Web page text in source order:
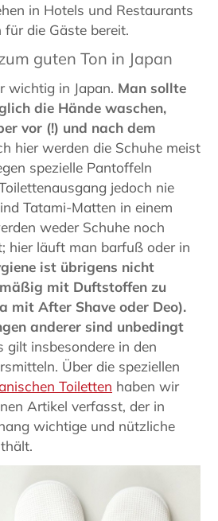
in Hotels und Restaurants
die Gäste bereit.
guten Ton in Japan
wichtig in Japan. Man sollte
die Hände waschen,
vor (!) und nach dem
hier werden die Schuhe meist
spezielle Pantoffeln
jedoch nie
Tatami-Matten in einem
weder Schuhe noch
hier läuft man barfuß oder in
ist übrigens nicht
mit Duftstoffen zu
mit After Shave oder Deo).
anderer sind unbedingt
gilt insbesondere in den
Über die speziellen
Toiletten haben wir
Artikel verfasst, der in
wichtige und nützliche